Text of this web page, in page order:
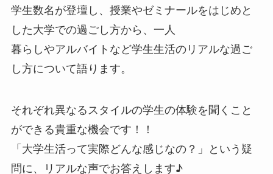
学生数名が登壇し、授業やゼミナールをはじめと
した大学での過ごし方から、一人
暮らしやアルバイトなど学生生活のリアルな過ご
し方について語ります。
それぞれ異なるスタイルの学生の体験を聞くこと
ができる貴重な機会です！！
「大学生活って実際どんな感じなの？」という疑
問に、リアルな声でお答えします♪